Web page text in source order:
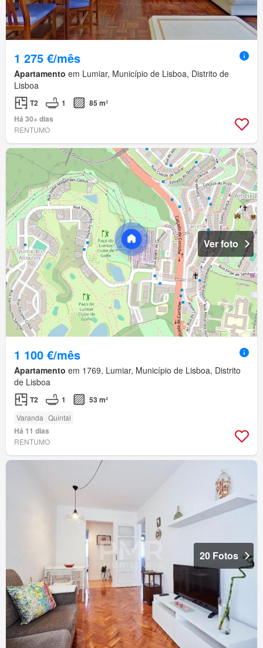
1 275 €/mês
Apartamento em Lumiar, Município de Lisboa, Distrito de
Lisboa
T2 1
85 m²
Há 30+ dias
RENTUMO
Ver foto
1 100 €/mês
Apartamento em 1769, Lumiar, Município de Lisboa, Distrito
de Lisboa
T2 1 53 m²
Varanda Quintal
Há 11 dias
RENTUMO
20 Fotos